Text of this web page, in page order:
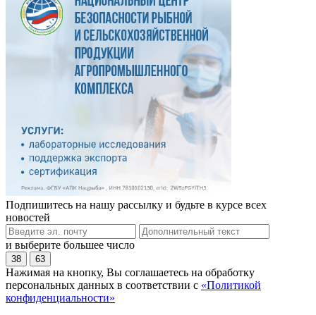
Подпишитесь на нашу рассылку и будьте в курсе всех
новостей
и выберите большее число
38 63
Нажимая на кнопку, Вы соглашаетесь на обработку
персональных данных в соответствии с «Политикой
конфиденциальности»